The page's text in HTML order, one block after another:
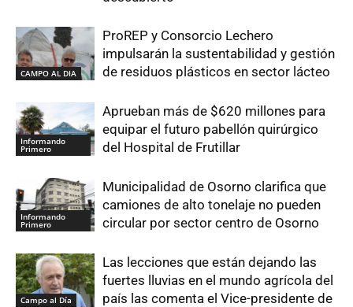
CAMPO AL DIA
ProREP y Consorcio Lechero
impulsarán la sustentabilidad y gestión
de residuos plásticos en sector lácteo
Informando
Primero
Aprueban más de $620 millones para
equipar el futuro pabellón quirúrgico
del Hospital de Frutillar
Informando
Primero
Municipalidad de Osorno clarifica que
camiones de alto tonelaje no pueden
circular por sector centro de Osorno
Campo al Día
Las lecciones que están dejando las
fuertes lluvias en el mundo agrícola del
país las comenta el Vice-presidente de